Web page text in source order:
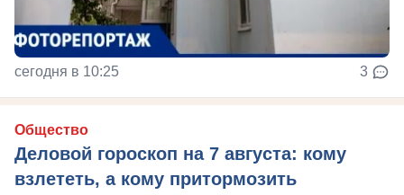
сегодня в 10:25 3
Общество
Деловой гороскоп на 7 августа: кому
взлететь, а кому притормозить